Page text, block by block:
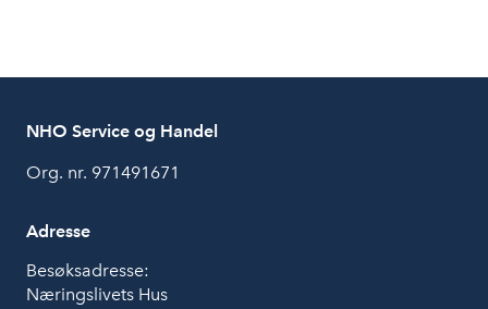
NHO Service og Handel
Org. nr. 971491671
Adresse
Besøksadresse:
Næringslivets Hus